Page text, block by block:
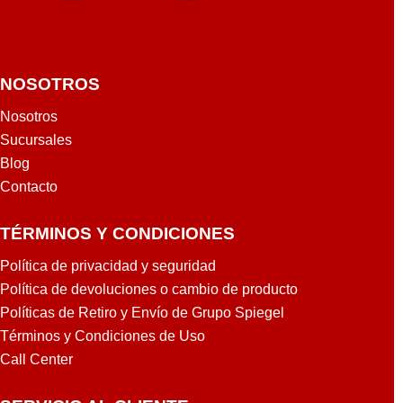
NOSOTROS
Nosotros
Sucursales
Blog
Contacto
TÉRMINOS Y CONDICIONES
Política de privacidad y seguridad
Política de devoluciones o cambio de producto
Políticas de Retiro y Envío de Grupo Spiegel
Términos y Condiciones de Uso
Call Center